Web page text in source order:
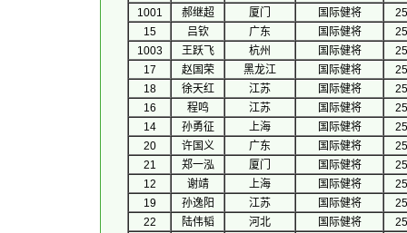
1001 郝继超 厦门 国际健将
15
吕钦 广东 国际健将
1003
王跃飞 杭州 国际健将
17
赵国荣 黑龙江 国际健将
18
徐天红 江苏 国际健将
16
程鸣 江苏 国际健将
14
孙勇征 上海 国际健将
20
许国义 广东 国际健将
21
郑一泓 厦门 国际健将
12
谢靖 上海 国际健将
19
孙逸阳 江苏 国际健将
22
陆伟韬 河北 国际健将